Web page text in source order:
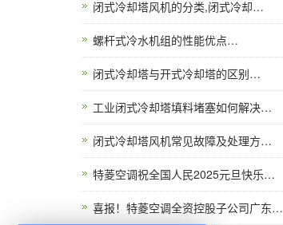
闭式冷却塔风机的分类,闭式冷却…
螺杆式冷水机组的性能优点…
闭式冷却塔与开式冷却塔的区别…
工业闭式冷却塔填料堵塞如何解决…
闭式冷却塔风机常见故障及处理方…
特菱空调祝全国人民2025元旦快乐…
喜报！特菱空调全资控股子公司广东…